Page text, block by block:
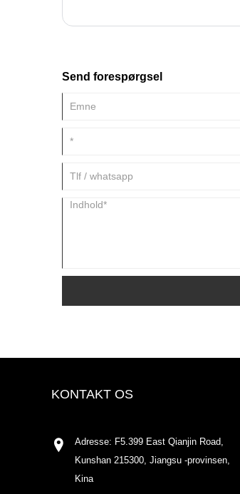
Send forespørgsel
KONTAKT OS
Adresse: F5.399 East Qianjin Road,
Kunshan 215300, Jiangsu -provinsen,
Kina